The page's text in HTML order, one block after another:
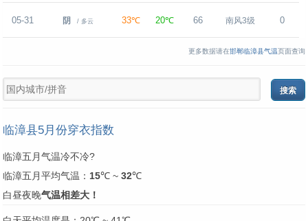
05-31 阴 / 多云 33℃ 20℃ 66 南风3级 0
更多数据请在邯郸临漳县气温页面查询
临漳县5月份穿衣指数
临漳五月气温冷不冷?
临漳五月平均气温： 15℃ ~ 32℃
白昼夜晚气温相差大！